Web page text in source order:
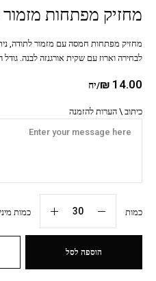
מחזיק מפתחות
₪ 14.00 /יח
כיתוב \ הערות להזמנה
כמות כמות
הוספה לסל
מחזיק מפתחות חמסה עם מזמור לתודה,
לבחירה וארוז עם שקית אורגנזה לבנה. גודל המחזיק